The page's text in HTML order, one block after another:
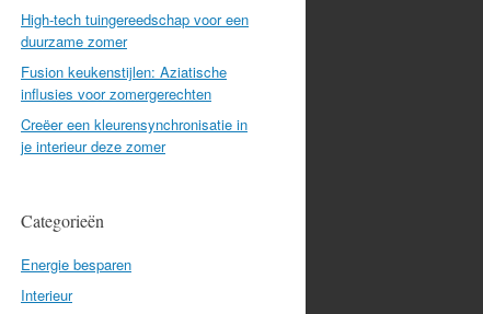
High-tech tuingereedschap voor een
duurzame zomer
Fusion keukenstijlen: Aziatische
influsies voor zomergerechten
Creëer een kleurensynchronisatie in
je interieur deze zomer
Categorieën
Energie besparen
Interieur